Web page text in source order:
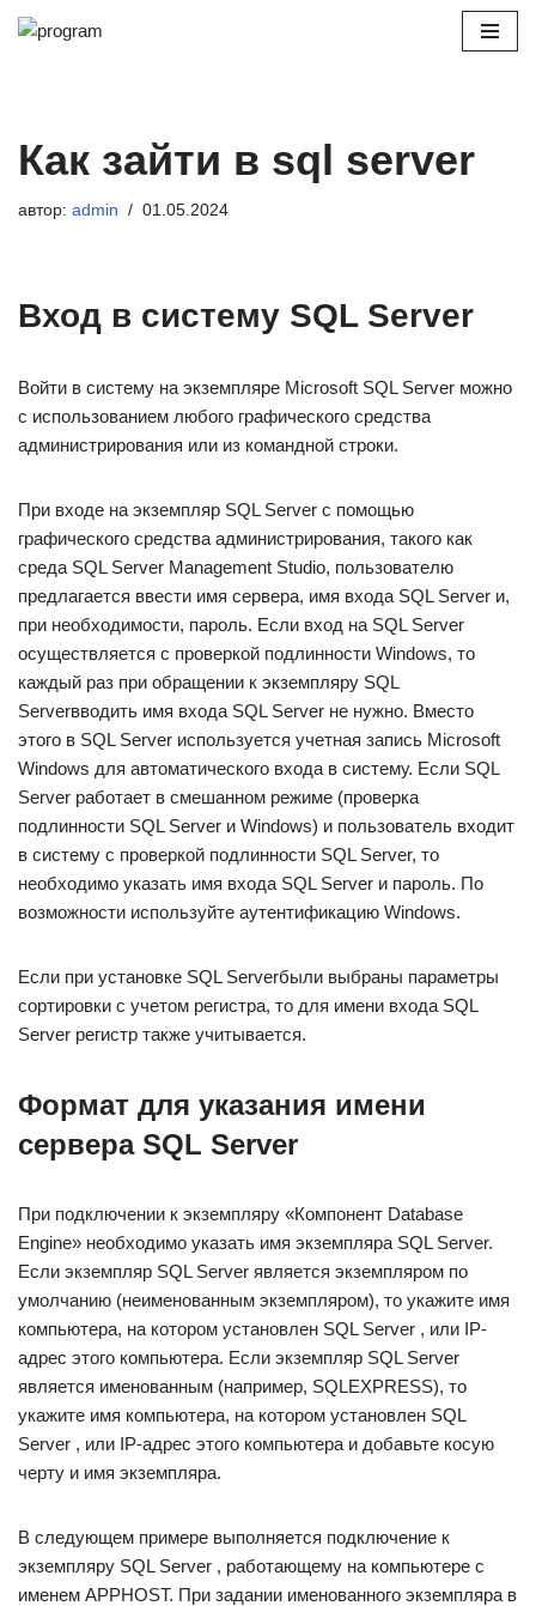
Как зайти в sql server
автор: admin 01.05.2024
Вход в систему SQL Server
Войти в систему на экземпляре Microsoft SQL Server можно
с использованием любого графического средства
администрирования или из командной строки.
При входе на экземпляр SQL Server с помощью
графического средства администрирования, такого как
среда SQL Server Management Studio, пользователю
предлагается ввести имя сервера, имя входа SQL Server и,
при необходимости, пароль. Если вход на SQL Server
осуществляется с проверкой подлинности Windows, то
каждый раз при обращении к экземпляру SQL
Serverвводить имя входа SQL Server не нужно. Вместо
этого в SQL Server используется учетная запись Microsoft
Windows для автоматического входа в систему. Если SQL
Server работает в смешанном режиме (проверка
подлинности SQL Server и Windows) и пользователь входит
в систему с проверкой подлинности SQL Server, то
необходимо указать имя входа SQL Server и пароль. По
возможности используйте аутентификацию Windows.
Если при установке SQL Serverбыли выбраны параметры
сортировки с учетом регистра, то для имени входа SQL
Server регистр также учитывается.
Формат для указания имени
сервера SQL Server
При подключении к экземпляру «Компонент Database
Engine» необходимо указать имя экземпляра SQL Server.
Если экземпляр SQL Server является экземпляром по
умолчанию (неименованным экземпляром), то укажите имя
компьютера, на котором установлен SQL Server , или IP-
адрес этого компьютера. Если экземпляр SQL Server
является именованным (например, SQLEXPRESS), то
укажите имя компьютера, на котором установлен SQL
Server , или IP-адрес этого компьютера и добавьте косую
черту и имя экземпляра.
В следующем примере выполняется подключение к
экземпляру SQL Server , работающему на компьютере с
именем APPHOST. При задании именованного экземпляра в